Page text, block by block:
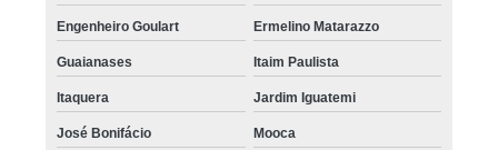
Engenheiro Goulart Ermelino Matarazzo
Guaianases Itaim Paulista
Itaquera Jardim Iguatemi
José Bonifácio Mooca